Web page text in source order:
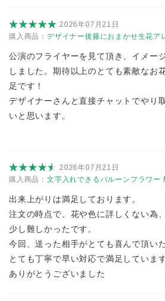
2026年07月21日
購入商品： デザイナー後藤におまかせ生花ア
公演のフライヤーを見て頂き、イメー
しました。期待以上のとても素敵なお
足です！
デザイナーさんと直接チャットでやり
いと思います。
2026年07月21日
購入商品： 文字入れできるバルーンフラワー
出来上がりは満足しております。
注文の時点で、花や色に詳しくない為
少し難しかったです。
今回、送った相手がとても喜んで頂い
とても丁寧で早い対応で満足していま
ありがとうございました